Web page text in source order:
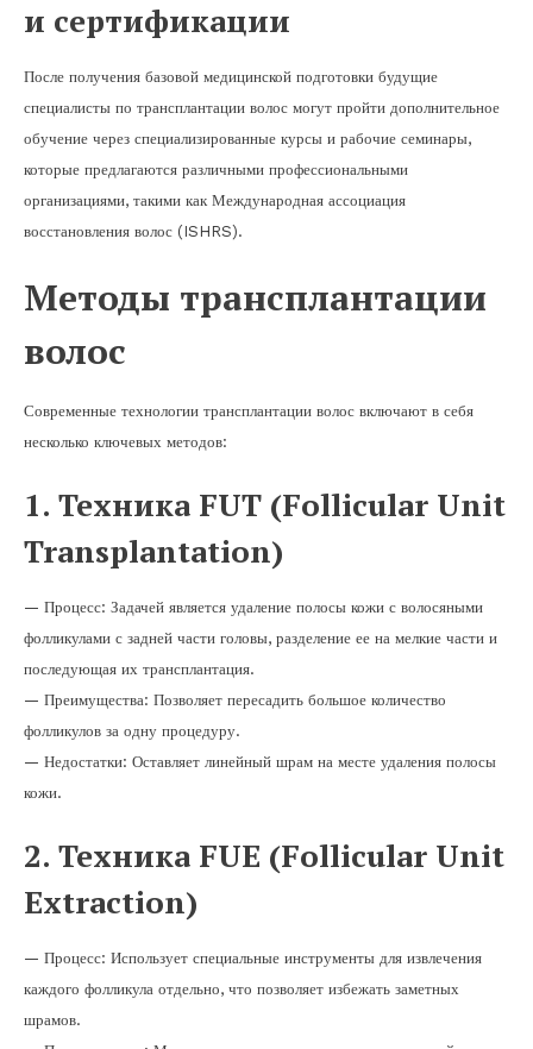
и сертификации
После получения базовой медицинской подготовки будущие
специалисты по трансплантации волос могут пройти дополнительное
обучение через специализированные курсы и рабочие семинары,
которые предлагаются различными профессиональными
организациями, такими как Международная ассоциация
восстановления волос (ISHRS).
Методы трансплантации
волос
Современные технологии трансплантации волос включают в себя
несколько ключевых методов:
1. Техника FUT (Follicular Unit
Transplantation)
— Процесс: Задачей является удаление полосы кожи с волосяными
фолликулами с задней части головы, разделение ее на мелкие части и
последующая их трансплантация.
— Преимущества: Позволяет пересадить большое количество
фолликулов за одну процедуру.
— Недостатки: Оставляет линейный шрам на месте удаления полосы
кожи.
2. Техника FUE (Follicular Unit
Extraction)
— Процесс: Использует специальные инструменты для извлечения
каждого фолликула отдельно, что позволяет избежать заметных
шрамов.